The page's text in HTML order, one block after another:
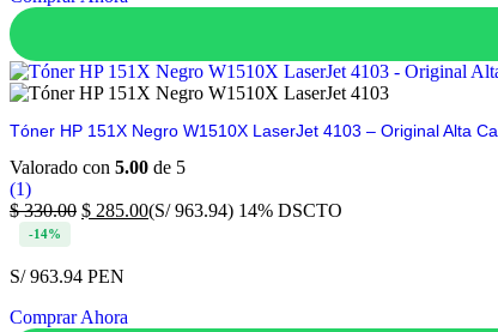
Tóner HP 151X Negro W1510X LaserJet 4103 – Original Alta
Valorado con 5.00 de 5
(1)
$330.00 $ 285.00(S/ 963.94) 14% DSCTO
-14%
S/ 963.94 PEN
Comprar Ahora